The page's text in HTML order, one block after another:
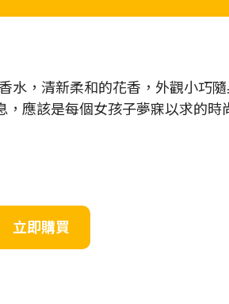
水，清新柔和的花香，外觀小巧
應該是每個女孩子夢寐以求的時
立即購買